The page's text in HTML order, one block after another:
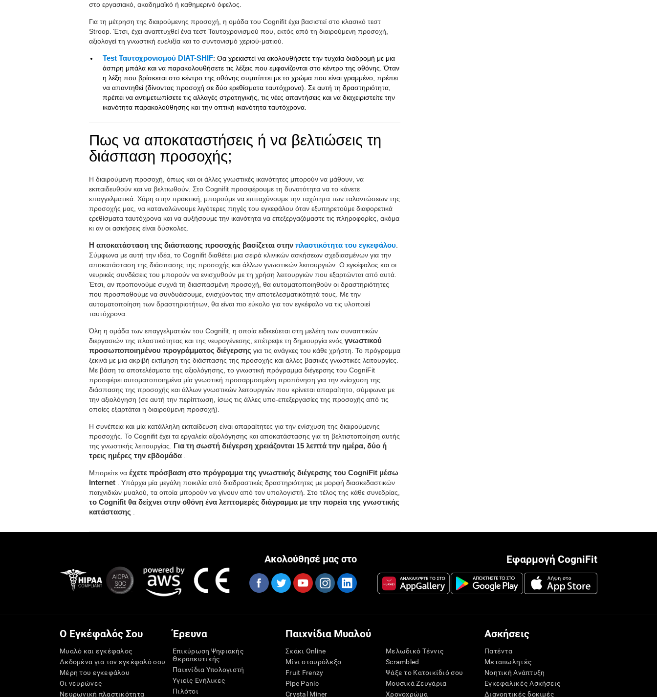
στο εργασιακό, ακαδημαϊκό ή καθημερινό όφελος.
Για τη μέτρηση της διαιρούμενης προσοχή, η ομάδα του Cognifit έχει βασιστεί στο κλασικό τεστ
Stroop. Έτσι, έχει αναπτυχθεί ένα τεστ Ταυτοχρονισμού που, εκτός από τη διαιρούμενη προσοχή,
αξιολογεί τη γνωστική ευελιξία και το συντονισμό χεριού-ματιού.
Test Ταυτοχρονισμού DIAT-SHIF: Θα χρειαστεί να ακολουθήσετε την τυχαία διαδρομή με μια
άσπρη μπάλα και να παρακολουθήσετε τις λέξεις που εμφανίζονται στο κέντρο της οθόνης. Όταν
η λέξη που βρίσκεται στο κέντρο της οθόνης συμπίπτει με το χρώμα που είναι γραμμένο, πρέπει
να απαντηθεί (δίνοντας προσοχή σε δύο ερεθίσματα ταυτόχρονα). Σε αυτή τη δραστηριότητα,
πρέπει να αντιμετωπίσετε τις αλλαγές στρατηγικής, τις νέες απαντήσεις και να διαχειριστείτε την
ικανότητα παρακολούθησης και την οπτική ικανότητα ταυτόχρονα.
Πως να αποκαταστήσεις ή να βελτιώσεις τη
διάσπαση προσοχής;
Η διαιρούμενη προσοχή, όπως και οι άλλες γνωστικές ικανότητες μπορούν να μάθουν, να
εκπαιδευθούν και να βελτιωθούν. Στο Cognifit προσφέρουμε τη δυνατότητα να το κάνετε
επαγγελματικά. Χάρη στην πρακτική, μπορούμε να επιταχύνουμε την ταχύτητα των ταλαντώσεων της
προσοχής μας, να καταναλώνουμε λιγότερες πηγές του εγκεφάλου όταν εξυπηρετούμε διαφορετικά
ερεθίσματα ταυτόχρονα και να αυξήσουμε την ικανότητα να επεξεργαζόμαστε τις πληροφορίες, ακόμα
κι αν οι ασκήσεις είναι δύσκολες.
Η αποκατάσταση της διάσπασης προσοχής βασίζεται στην πλαστικότητα του εγκεφάλου
Σύμφωνα με αυτή την ιδέα, το Cognifit διαθέτει μια σειρά κλινικών ασκήσεων σχεδιασμένων για την
αποκατάσταση της διάσπασης της προσοχής και άλλων γνωστικών λειτουργιών. Ο εγκέφαλος και οι
νευρικές συνδέσεις του μπορούν να ενισχυθούν με τη χρήση λειτουργιών που εξαρτώνται από αυτά.
Έτσι, αν προπονούμε συχνά τη διασπασμένη προσοχή, θα αυτοματοποιηθούν οι δραστηριότητες
που προσπαθούμε να συνδυάσουμε, ενισχύοντας την αποτελεσματικότητά τους. Με την
αυτοματοποίηση των δραστηριοτήτων, θα είναι πιο εύκολο για τον εγκέφαλο να τις υλοποιεί
ταυτόχρονα.
Όλη η ομάδα των επαγγελματιών του Cognifit, η οποία ειδικεύεται στη μελέτη των συναπτικών
διεργασιών της πλαστικότητας και της νευρογένεσης, επέτρεψε τη δημιουργία ενός γνωστικού
προσωποποιημένου προγράμματος διέγερσης για τις ανάγκες του κάθε χρήστη. Το πρόγραμμα
ξεκινά με μια ακριβή εκτίμηση της διάσπασης της προσοχής και άλλες βασικές γνωστικές λειτουργίες.
Με βάση τα αποτελέσματα της αξιολόγησης, το γνωστική πρόγραμμα διέγερσης του CogniFit
προσφέρει αυτοματοποιημένα μία γνωστική προσαρμοσμένη προπόνηση για την ενίσχυση της
διάσπασης της προσοχής και άλλων γνωστικών λειτουργιών που κρίνεται απαραίτητο, σύμφωνα με
την αξιολόγηση (σε αυτή την περίπτωση, ίσως τις άλλες υπο-επεξεργασίες της προσοχής από τις
οποίες εξαρτάται η διαιρούμενη προσοχή).
Η συνέπεια και μία κατάλληλη εκπαίδευση είναι απαραίτητες για την ενίσχυση της διαιρούμενης
προσοχής. Το Cognifit έχει τα εργαλεία αξιολόγησης και αποκατάστασης για τη βελτιστοποίηση αυτής
της γνωστικής λειτουργίας.
Για τη σωστή διέγερση χρειάζονται 15 λεπτά την ημέρα, δύο ή
τρεις ημέρες την εβδομάδα
Μπορείτε να έχετε πρόσβαση στο πρόγραμμα της γνωστικής διέγερσης του CogniFit μέσω
Internet
. Υπάρχει μία μεγάλη ποικιλία από διαδραστικές δραστηριότητες με μορφή διασκεδαστικών
παιχνιδιών μυαλού, τα οποία μπορούν να γίνουν από τον υπολογιστή. Στο τέλος της κάθε συνεδρίας,
το Cognifit θα δείχνει στην οθόνη ένα λεπτομερές διάγραμμα με την πορεία της γνωστικής
κατάστασης
Εφαρμογή CogniFit
Ακολούθησέ μας στο
Ο Εγκέφαλός Σου
Μυαλό και εγκέφαλος
Δεδομένα για τον εγκέφαλό σου
Μέρη του εγκεφάλου
Οι νευρώνες
Νευρωνική πλαστικότητα
Έρευνα
Επικύρωση Ψηφιακής
Θεραπευτικής
Παιχνίδια Υπολογιστή
Υγιείς Ενήλικες
Πιλότοι
Παιχνίδια Μυαλού
Σκάκι Online
Μίνι σταυρόλεξο
Fruit Frenzy
Pipe Panic
Crystal Miner
Μελωδικό Τέννις
Scrambled
Ψάξε το Κατοικίδιό σου
Μουσικά Ζευγάρια
Χρονοχρώμα
Ασκήσεις
Πατέντα
Μεταπωλητές
Νοητική Ανάπτυξη
Εγκεφαλικές Ασκήσεις
Διανοητικές δοκιμές